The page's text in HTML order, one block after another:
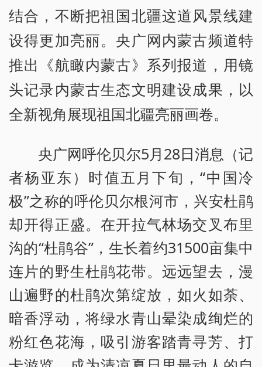
结合，不断把祖国北疆这道风景线建
设得更加亮丽。央广网内蒙古频道特
推出《航瞰内蒙古》系列报道，用镜
头记录内蒙古生态文明建设成果，以
全新视角展现祖国北疆亮丽画卷。
央广网呼伦贝尔5月28日消息（记
者杨亚东）时值五月下旬，“中国冷
极”之称的呼伦贝尔根河市，兴安杜鹃
却开得正盛。在开拉气林场交叉布里
沟的“杜鹃谷”，生长着约31500亩集中
连片的野生杜鹃花带。远远望去，漫
山遍野的杜鹃次第绽放，如火如荼、
暗香浮动，将绿水青山晕染成绚烂的
粉红色花海，吸引游客踏青寻芳、打